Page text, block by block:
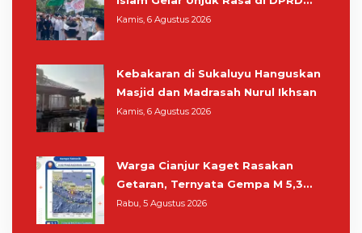
Cianjur
Kamis, 6 Agustus 2026
Kebakaran di Sukaluyu Hanguskan
Masjid dan Madrasah Nurul Ikhsan
Kamis, 6 Agustus 2026
Warga Cianjur Kaget Rasakan
Getaran, Ternyata Gempa M 5,3
Berpusat di Pangandaran
Rabu, 5 Agustus 2026